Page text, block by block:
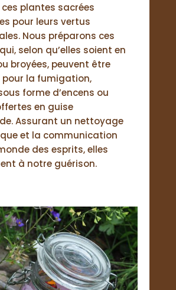
plantes sacrées
pour leurs vertus
Nous préparons ces
selon qu’elles soient en
broyées, peuvent être
pour la fumigation,
forme d’encens ou
en guise
Assurant un nettoyage
et la communication
des esprits, elles
à notre guérison.